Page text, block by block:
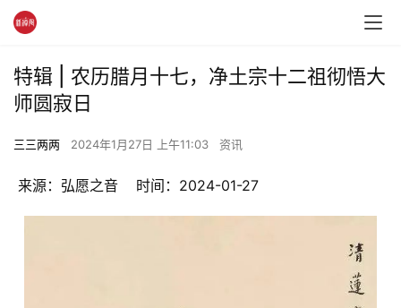
特辑 | 农历腊月十七，净土宗十二祖彻悟大
师圆寂日
三三两两 2024年1月27日 上午11:03 资讯
来源：弘愿之音    时间：2024-01-27